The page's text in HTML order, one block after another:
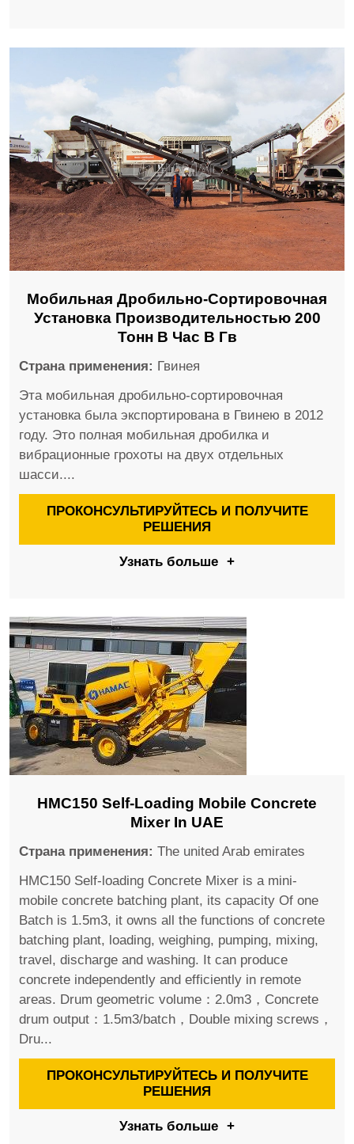
Мобильная Дробильно-Сортировочная
Установка Производительностью 200
Тонн В Час В Гв
Страна применения: Гвинея
Эта мобильная дробильно-сортировочная
установка была экспортирована в Гвинею в 2012
году. Это полная мобильная дробилка и
вибрационные грохоты на двух отдельных
шасси....
ПРОКОНСУЛЬТИРУЙТЕСЬ И ПОЛУЧИТЕ
РЕШЕНИЯ
Узнать больше +
HMC150 Self-Loading Mobile Concrete
Mixer In UAE
Страна применения: The united Arab emirates
HMC150 Self-loading Concrete Mixer is a mini-
mobile concrete batching plant, its capacity Of one
Batch is 1.5m3, it owns all the functions of concrete
batching plant, loading, weighing, pumping, mixing,
travel, discharge and washing. It can produce
concrete independently and efficiently in remote
areas. Drum geometric volume：2.0m3，Concrete
drum output：1.5m3/batch，Double mixing screws，
Dru...
ПРОКОНСУЛЬТИРУЙТЕСЬ И ПОЛУЧИТЕ
РЕШЕНИЯ
Узнать больше +